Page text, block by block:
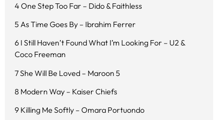
4 One Step Too Far – Dido & Faithless
5 As Time Goes By – Ibrahim Ferrer
6 I Still Haven’t Found What I’m Looking For – U2 &
Coco Freeman
7 She Will Be Loved – Maroon 5
8 Modern Way – Kaiser Chiefs
9 Killing Me Softly – Omara Portuondo